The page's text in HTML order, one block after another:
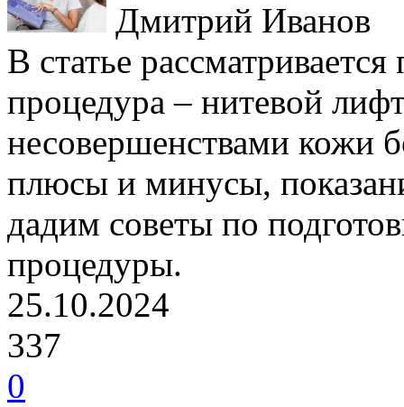
Дмитрий Иванов
В статье
процедура – нитевой
несовершенствами кожи
плюсы и минусы,
дадим советы по
процедуры.
25.10.2024
337
0